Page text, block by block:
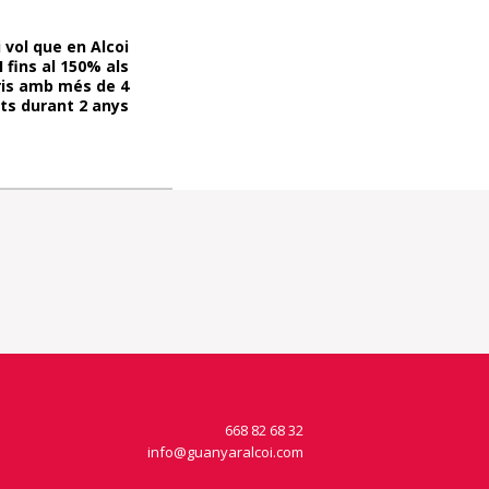
vol que en Alcoi
fins al 150% als
amb més de 4
durant 2 anys
668 82 68 32
info@guanyaralcoi.com